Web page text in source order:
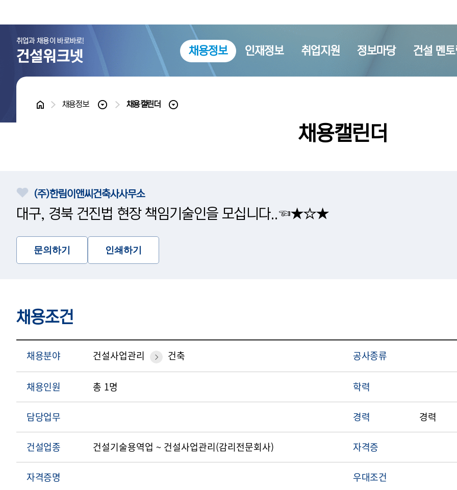
채용정보 인재정보 취업지원 정보마당 건설 멘
홈 채용정보 채용캘린더
채용캘린더
(주)한림이앤씨건축사사무소
대구, 경북 건진법 현장 책임기술인을 모십니다..☜★☆★
문의하기 인쇄하기
채용조건
채용분야 건설사업관리 건축 공사종류
채용인원 총 1명 학력
담당업무 경력 경력
건설업종 건설기술용역업 ~ 건설사업관리(감리전문회사) 자격증
자격증명 우대조건